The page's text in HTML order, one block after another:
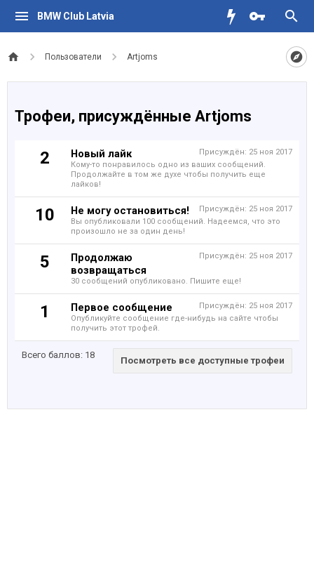
BMW Club Latvia
Пользователи Artjoms
Трофеи, присуждённые Artjoms
2 Присуждён: 25 ноя 2017
Новый лайк
Кому-то понравилось одно из ваших сообщений.
Продолжайте в том же духе чтобы получить еще
лайков!
10 Присуждён: 25 ноя 2017
Не могу остановиться!
Вы опубликовали 100 сообщений. Надеемся, что это
произошло не за один день!
5 Присуждён: 25 ноя 2017
Продолжаю
возвращаться
30 сообщений опубликовано. Пишите еще!
1 Присуждён: 25 ноя 2017
Первое сообщение
Опубликуйте сообщение где-нибудь на сайте чтобы
получить этот трофей.
Всего баллов: 18
Посмотреть все доступные трофеи